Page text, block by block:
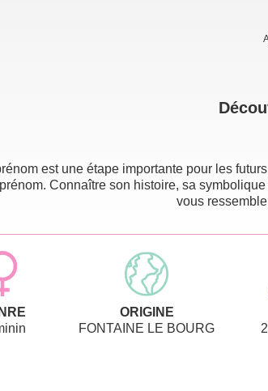
est une étape importante pour les
Connaître son histoire, sa
vous
ORIGINE
FONTAINE LE BOURG